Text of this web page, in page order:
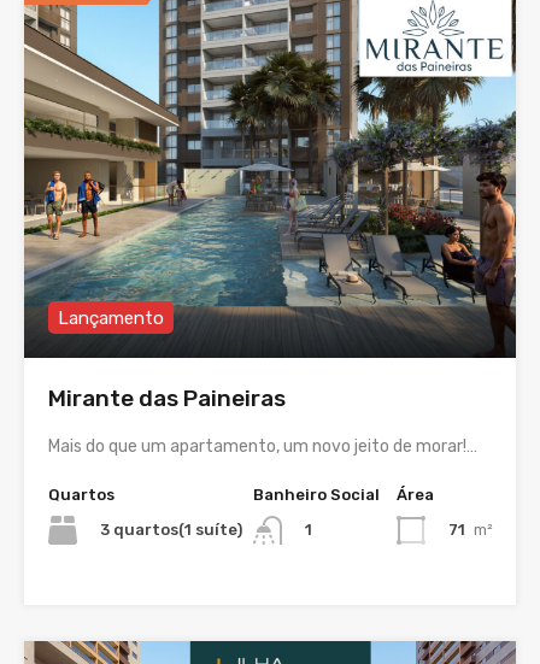
Lançamento
Mirante das Paineiras
Mais do que um apartamento, um novo jeito de morar!…
Quartos
3 quartos(1 suíte)
Banheiro Social
1
Área
71 m²